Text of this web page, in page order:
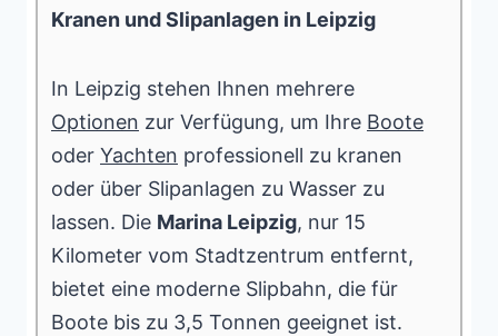
Kranen und Slipanlagen in Leipzig
In Leipzig stehen Ihnen mehrere
Optionen zur Verfügung, um Ihre Boote
oder Yachten professionell zu kranen
oder über Slipanlagen zu Wasser zu
lassen. Die Marina Leipzig, nur 15
Kilometer vom Stadtzentrum entfernt,
bietet eine moderne Slipbahn, die für
Boote bis zu 3,5 Tonnen geeignet ist.